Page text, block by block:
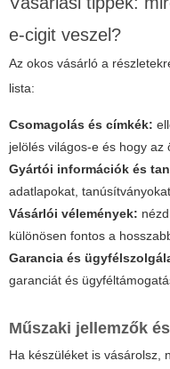
e-cigit veszel?
Az okos vásárló a
lista:
Csomagolás és címkék:
jelölés világos-e és hogy az
Gyártói információk és
adatlapokat,
Vásárlói vélemények:
különösen fontos a
Garancia és
garanciát és
Műszaki jellemzők
Ha készüléket is vásárolsz,